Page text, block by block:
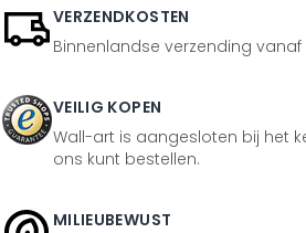
VERZENDKOSTEN
Binnenlandse verzending vanaf
VEILIG KOPEN
Wall-art is aangesloten bij het
ons kunt bestellen.
MILIEUBEWUST